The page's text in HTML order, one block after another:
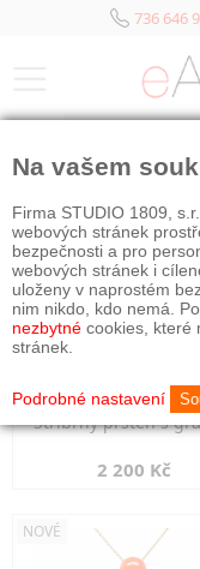
736 646
Stříbrný prsten s
2 200 Kč
NOVÉ
Na vašem
Firma STUDIO 1809,
webových stránek
bezpečnosti a pro
webových stránek i
uloženy v naprostém
nim nikdo, kdo nemá.
nezbytné cookies, které
stránek.
Podrobné nastavení